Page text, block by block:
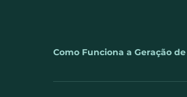
Como Funciona a Geração
A luz do sol é captada pelos